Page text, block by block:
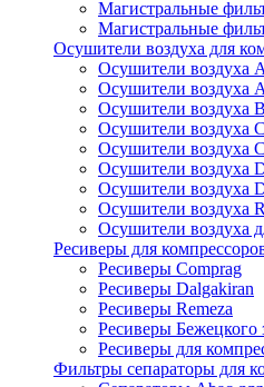
Магистральные
Магистральные
Осушители воздуха для
Осушители воздуха
Осушители воздуха
Осушители воздуха
Осушители воздуха
Осушители воздуха
Осушители воздуха
Осушители воздуха
Осушители воздуха
Осушители воздуха
Ресиверы для
Ресиверы Comprag
Ресиверы Dalgakiran
Ресиверы Remeza
Ресиверы Бежецкого
Ресиверы для
Фильтры сепараторы для